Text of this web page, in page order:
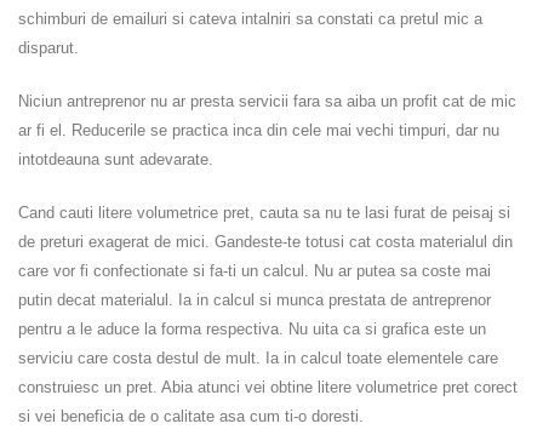
schimburi de emailuri si cateva intalniri sa constati ca pretul mic a
disparut.
Niciun antreprenor nu ar presta servicii fara sa aiba un profit cat de mic
ar fi el. Reducerile se practica inca din cele mai vechi timpuri, dar nu
intotdeauna sunt adevarate.
Cand cauti litere volumetrice pret, cauta sa nu te lasi furat de peisaj si
de preturi exagerat de mici. Gandeste-te totusi cat costa materialul din
care vor fi confectionate si fa-ti un calcul. Nu ar putea sa coste mai
putin decat materialul. Ia in calcul si munca prestata de antreprenor
pentru a le aduce la forma respectiva. Nu uita ca si grafica este un
serviciu care costa destul de mult. Ia in calcul toate elementele care
construiesc un pret. Abia atunci vei obtine litere volumetrice pret corect
si vei beneficia de o calitate asa cum ti-o doresti.